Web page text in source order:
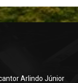
Arlindo Júnior